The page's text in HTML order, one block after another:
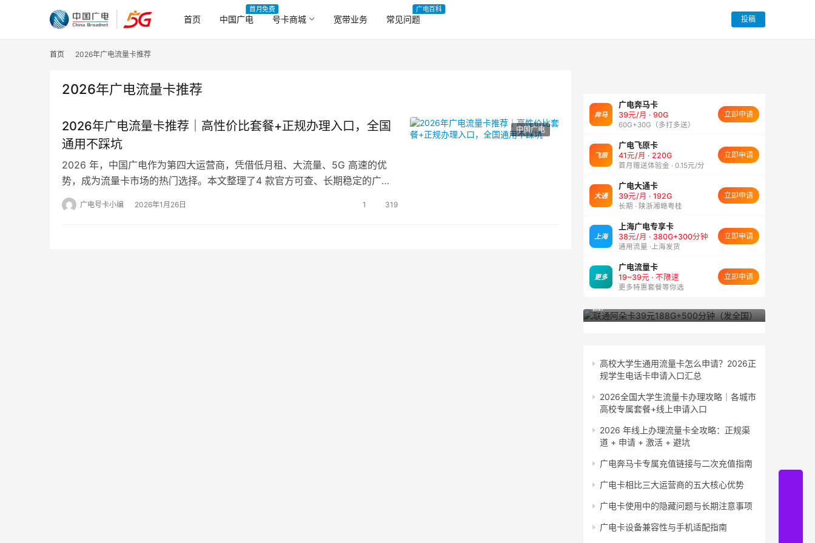
首页 中国广电
首月免费
号卡商城 宽带业务 常见问题
广电百科
投稿
首页 2026年广电流量卡推荐
2026年广电流量卡推荐
中国广电
2026年广电流量卡推荐｜高性价比套餐+正规办理入口，全国
通用不踩坑
2026 年，中国广电作为第四大运营商，凭借低月租、大流量、5G 高速的优
势，成为流量卡市场的热门选择。本文整理了4 款官方可查、长期稳定的广电
流量卡，覆盖不同需求人群，附正规办理…
广电号卡小编 2026年1月26日 1 319
奔马
广电奔马卡
39元/月 · 90G
60G+30G（多打多送）
立即申请
飞原
广电飞原卡
41元/月 · 220G
首月赠送体验金 · 0.15元/分
立即申请
大通
广电大通卡
39元/月 · 192G
长期 · 陕浙湘赣粤桂
立即申请
上海
上海广电专享卡
38元/月 · 380G+300分钟
通用流量 ·上海发货
立即申请
更多
广电流量卡
19~39元 · 不限速
更多特惠套餐等你选
立即申请
高校大学生通用流量卡怎么申请？2026正
规学生电话卡申请入口汇总
2026全国大学生流量卡办理攻略｜各城市
高校专属套餐+线上申请入口
2026 年线上办理流量卡全攻略：正规渠
道 + 申请 + 激活 + 避坑
广电奔马卡专属充值链接与二次充值指南
广电卡相比三大运营商的五大核心优势
广电卡使用中的隐藏问题与长期注意事项
广电卡设备兼容性与手机适配指南